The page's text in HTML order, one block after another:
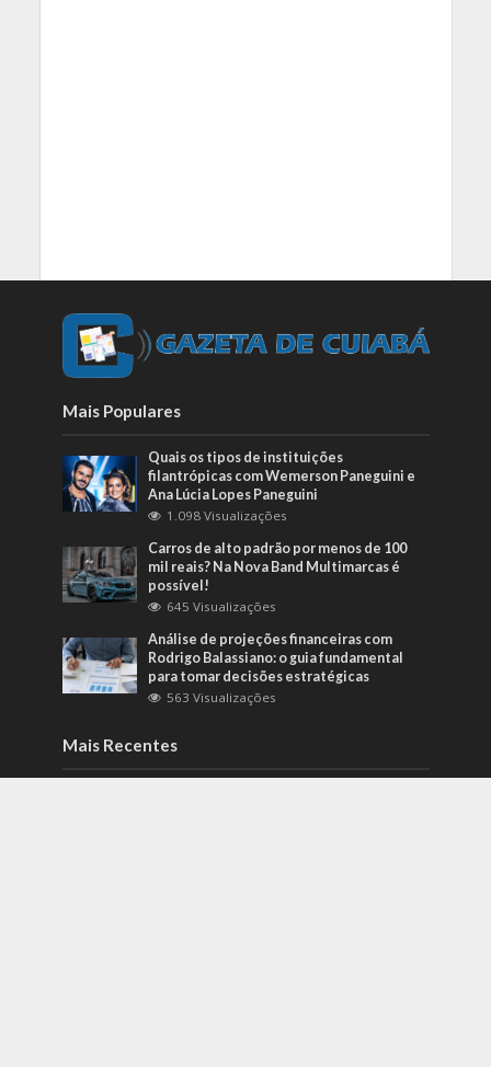
Mais Populares
Quais os tipos de instituições
filantrópicas com Wemerson Paneguini e
Ana Lúcia Lopes Paneguini
1.098 Visualizações
Carros de alto padrão por menos de 100
mil reais? Na Nova Band Multimarcas é
possível!
645 Visualizações
Análise de projeções financeiras com
Rodrigo Balassiano: o guia fundamental
para tomar decisões estratégicas
563 Visualizações
Mais Recentes